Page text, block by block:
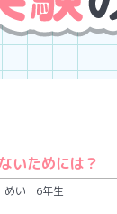
いためには？
めい : 6年生